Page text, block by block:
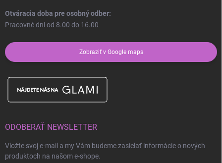
Otváracia doba pre osobný odber:
Pracovné dni od 8.00 do 16.00
Zobraziť v Google maps
ODOBERAŤ NEWSLETTER
Vložte svoj e-mail a my Vám budeme zasielať informácie o nových
produktoch na našom e-shope.